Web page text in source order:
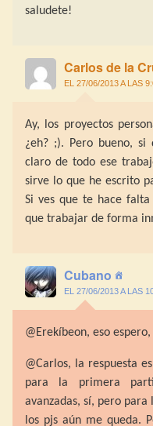
saludete!
Carlos de la
EL 27/06/2013 A LAS
Ay, los proyectos
¿eh? ;). Pero bueno,
claro de todo ese
sirve lo que he escrito
Si ves que te hace
que trabajar de forma
Cubano
EL 27/06/2013 A LAS
@Erekíbeon, eso
@Carlos, la respuesta
para la primera
avanzadas, sí, pero
los pjs aún me queda.